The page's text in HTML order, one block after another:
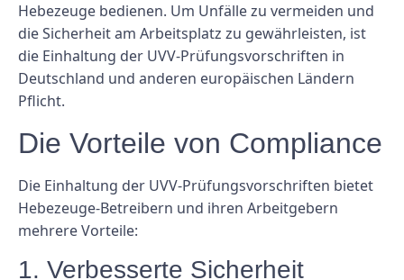
Hebezeuge bedienen. Um Unfälle zu vermeiden und
die Sicherheit am Arbeitsplatz zu gewährleisten, ist
die Einhaltung der UVV-Prüfungsvorschriften in
Deutschland und anderen europäischen Ländern
Pflicht.
Die Vorteile von Compliance
Die Einhaltung der UVV-Prüfungsvorschriften bietet
Hebezeuge-Betreibern und ihren Arbeitgebern
mehrere Vorteile:
1. Verbesserte Sicherheit